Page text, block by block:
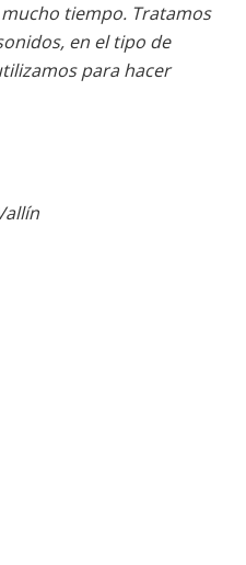
tiempo. Tratamos
en el tipo de
para hacer